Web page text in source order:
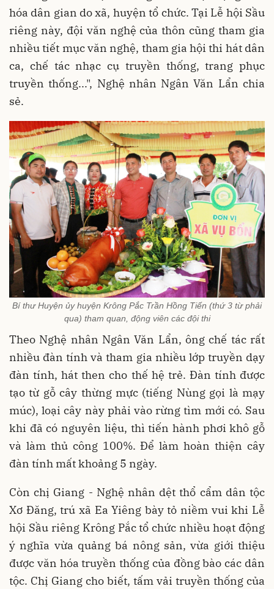
hóa dân gian do xã, huyện tổ chức. Tại Lễ hội Sầu
riêng này, đội văn nghệ của thôn cũng tham gia
nhiều tiết mục văn nghệ, tham gia hội thi hát dân
ca, chế tác nhạc cụ truyền thống, trang phục
truyền thống...", Nghệ nhân Ngân Văn Lẩn chia
sẻ.
Bí thư Huyện ủy huyện Krông Pắc Trần Hồng Tiến (thứ 3 từ phải
qua) tham quan, động viên các đội thi
Theo Nghệ nhân Ngân Văn Lẩn, ông chế tác rất
nhiều đàn tính và tham gia nhiều lớp truyền dạy
đàn tính, hát then cho thế hệ trẻ. Đàn tính được
tạo từ gỗ cây thừng mực (tiếng Nùng gọi là mạy
múc), loại cây này phải vào rừng tìm mới có. Sau
khi đã có nguyên liệu, thì tiến hành phơi khô gỗ
và làm thủ công 100%. Để làm hoàn thiện cây
đàn tính mất khoảng 5 ngày.
Còn chị Giang - Nghệ nhân dệt thổ cẩm dân tộc
Xơ Đăng, trú xã Ea Yiêng bày tỏ niềm vui khi Lễ
hội Sầu riêng Krông Pắc tổ chức nhiều hoạt động
ý nghĩa vừa quảng bá nông sản, vừa giới thiệu
được văn hóa truyền thống của đồng bào các dân
tộc. Chị Giang cho biết, tấm vải truyền thống của